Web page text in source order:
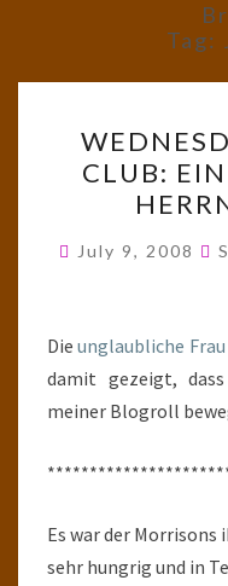
Tag:
CLUB:
July 9, 2008
Dieunglaubliche
damit gezeigt,
meiner Blogroll
Es war der Morrisons
sehr hungrig und in